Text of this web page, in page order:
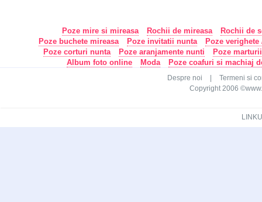
Poze mire si mireasa Rochii de mireasa
Rochii de
Poze buchete mireasa
Poze invitatii nunta
Poze
Poze corturi nunta
Poze aranjamente nunti
Poze
Album foto online
Moda Poze coafuri si machiaj
Despre noi
Termeni si
Copyright 2006